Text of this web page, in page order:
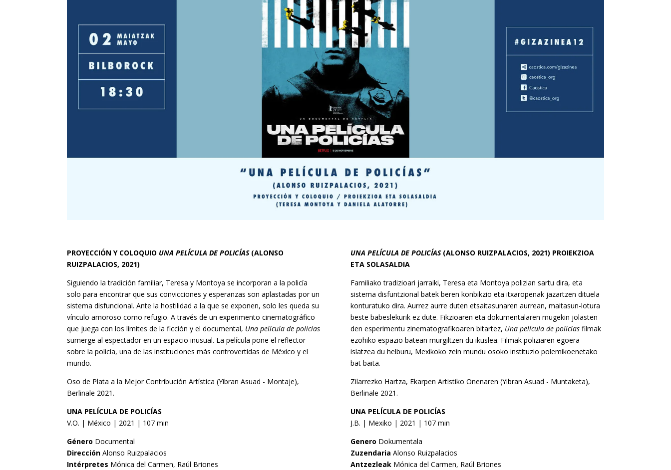
PROYECCIÓN Y COLOQUIO UNA PELÍCULA DE POLICÍAS(ALONSO
RUIZPALACIOS, 2021)
Siguiendo la tradición familiar, Teresa y Montoya se incorporan a la policía
solo para encontrar que sus convicciones y esperanzas son aplastadas por un
sistema disfuncional. Ante la hostilidad a la que se exponen, solo les queda su
vínculo amoroso como refugio. A través de un experimento cinematográfico
que juega con los límites de la ficción y el documental, Una película de policías
sumerge al espectador en un espacio inusual. La película pone el reflector
sobre la policía, una de las instituciones más controvertidas de México y el
mundo.
Oso de Plata a la Mejor Contribución Artística (Yibran Asuad - Montaje),
Berlinale 2021.
UNA PELÍCULA DE POLICÍAS
V.O. | México | 2021 | 107 min
Género Documental
Dirección Alonso Ruizpalacios
Intérpretes Mónica del Carmen, Raúl Briones
UNA PELÍCULA DE POLICÍAS(ALONSO RUIZPALACIOS, 2021) PROIEKZIOA
ETA SOLASALDIA
Familiako tradizioari jarraiki, Teresa eta Montoya polizian sartu dira, eta
sistema disfuntzional batek beren konbikzio eta itxaropenak jazartzen dituela
konturatuko dira. Aurrez aurre duten etsaitasunaren aurrean, maitasun-lotura
beste babeslekurik ez dute. Fikzioaren eta dokumentalaren mugekin jolasten
den esperimentu zinematografikoaren bitartez, Una película de policíasfilmak
ezohiko espazio batean murgiltzen du ikuslea. Filmak poliziaren egoera
islatzea du helburu, Mexikoko zein mundu osoko instituzio polemikoenetako
bat baita.
Zilarrezko Hartza, Ekarpen Artistiko Onenaren (Yibran Asuad - Muntaketa),
Berlinale 2021.
UNA PELÍCULA DE POLICÍAS
J.B. | Mexiko | 2021 | 107 min
Genero Dokumentala
Zuzendaria Alonso Ruizpalacios
AntzezleakMónica del Carmen, Raúl Briones